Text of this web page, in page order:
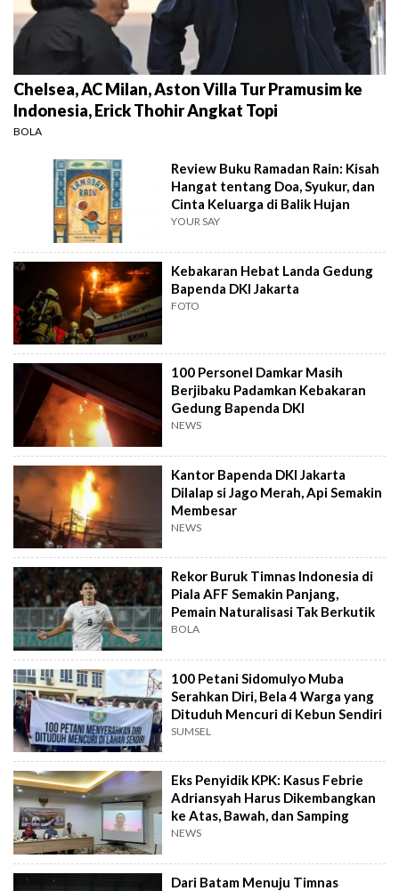
Chelsea, AC Milan, Aston Villa Tur Pramusim ke
Indonesia, Erick Thohir Angkat Topi
BOLA
Review Buku Ramadan Rain: Kisah
Hangat tentang Doa, Syukur, dan
Cinta Keluarga di Balik Hujan
YOUR SAY
Kebakaran Hebat Landa Gedung
Bapenda DKI Jakarta
FOTO
100 Personel Damkar Masih
Berjibaku Padamkan Kebakaran
Gedung Bapenda DKI
NEWS
Kantor Bapenda DKI Jakarta
Dilalap si Jago Merah, Api Semakin
Membesar
NEWS
Rekor Buruk Timnas Indonesia di
Piala AFF Semakin Panjang,
Pemain Naturalisasi Tak Berkutik
BOLA
100 Petani Sidomulyo Muba
Serahkan Diri, Bela 4 Warga yang
Dituduh Mencuri di Kebun Sendiri
SUMSEL
Eks Penyidik KPK: Kasus Febrie
Adriansyah Harus Dikembangkan
ke Atas, Bawah, dan Samping
NEWS
Dari Batam Menuju Timnas